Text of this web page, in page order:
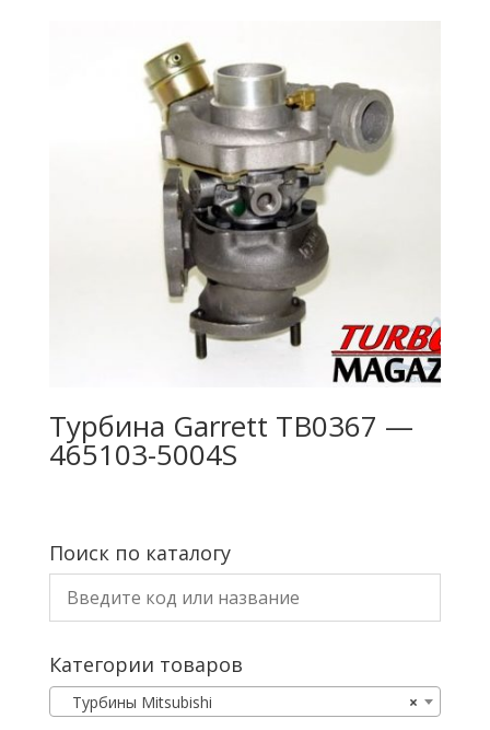
Турбина Garrett TB0367 —
465103-5004S
Поиск по каталогу
Категории товаров
×
Турбины Mitsubishi